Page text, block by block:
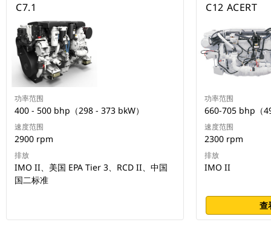
C7.1
功率范围
400 - 500 bhp（298 - 373 bkW）
速度范围
2900 rpm
排放
IMO II、美国 EPA Tier 3、RCD II、中国
国二标准
C12 ACERT
功率范围
660-705 bhp（
速度范围
2300 rpm
排放
IMO II
查